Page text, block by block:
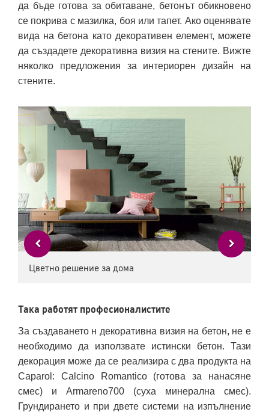
да бъде готова за обитаване, бетонът обикновено
се покрива с мазилка, боя или тапет. Ако оценявате
вида на бетона като декоративен елемент, можете
да създадете декоративна визия на стените. Вижте
няколко предложения за интериорен дизайн на
стените.
Цветно решение за дома
Така работят професионалистите
За създаването н декоративна визия на бетон, не е
необходимо да използвате истински бетон. Тази
декорация може да се реализира с два продукта на
Caparol: Calcino Romantico (готова за нанасяне
смес) и Armareno700 (суха минерална смес).
Грундирането и при двете системи на изпълнение